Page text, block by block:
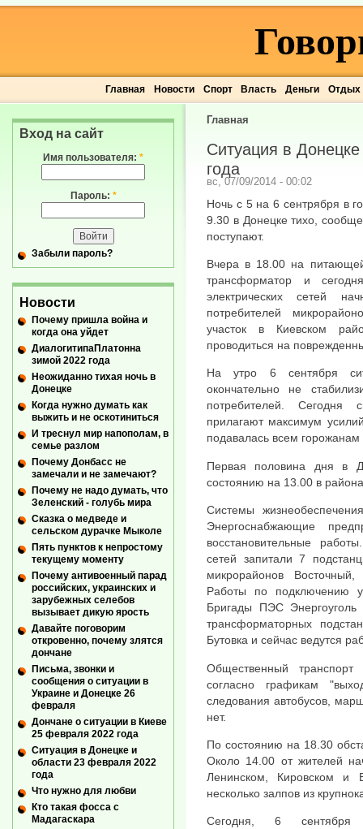
Главная Новости Спорт Власть Деньги Отдых
Главная
Ситуация в
года
вс, 07/09/2014 - 00:02
Ночь с 5 на 6 сентрября в
9.30 в Донецке тихо,
поступают.
Вчера в 18.00 на
трансформатор и
электрических сетей
потребителей
участок в Киевском
проводиться на
На утро 6 сентября
окончательно не
потребителей. Сегодня
прилагают максимум
подавалась всем
Первая половина дня в
состоянию на 13.00 в
Системы
Энергоснабжающие
восстановительные
сетей запитали 7
микрорайонов
Работы по подключению
Бригады ПЭС Энергоуголь
трансформаторных
Бутовка и сейчас ведутся
Общественный транспорт
согласно графикам
следования автобусов,
нет.
По состоянию на 18.30
Около 14.00 от жителей
Ленинском, Кировском и
несколько залпов из
Сегодня, 6 сентября
Вход на сайт
Имя пользователя: *
Пароль: *
Забыли пароль?
Новости
Почему пришла война и
когда она уйдет
ДиалогитипаПлатонна
зимой 2022 года
Неожиданно тихая ночь в
Донецке
Когда нужно думать как
выжить и не оскотиниться
И треснул мир напополам, в
семье разлом
Почему Донбасс не
замечали и не замечают?
Почему не надо думать, что
Зеленский - голубь мира
Сказка о медведе и
сельском дурачке Мыколе
Пять пунктов к непростому
текущему моменту
Почему антивоенный парад
российских, украинских и
зарубежных селебов
вызывает дикую ярость
Давайте поговорим
откровенно, почему злятся
дончане
Письма, звонки и
сообщения о ситуации в
Украине и Донецке 26
февраля
Дончане о ситуации в Киеве
25 февраля 2022 года
Ситуация в Донецке и
области 23 февраля 2022
года
Что нужно для любви
Кто такая фосса с
Мадагаскара